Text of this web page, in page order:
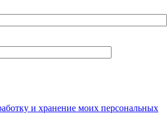
и хранение моих персональных